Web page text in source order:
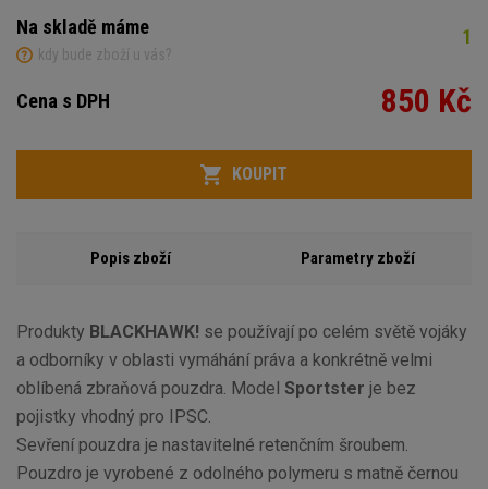
Na skladě máme
kdy bude zboží u vás?
1
Cena s DPH 850 Kč
Počet
KOUPIT
Popis zboží Parametry zboží
Produkty BLACKHAWK! se používají po celém světě vojáky
a odborníky v oblasti vymáhání práva a konkrétně velmi
oblíbená zbraňová pouzdra. Model Sportster je bez
pojistky vhodný pro IPSC.
Sevření pouzdra je nastavitelné retenčním šroubem.
Pouzdro je vyrobené z odolného polymeru s matně černou